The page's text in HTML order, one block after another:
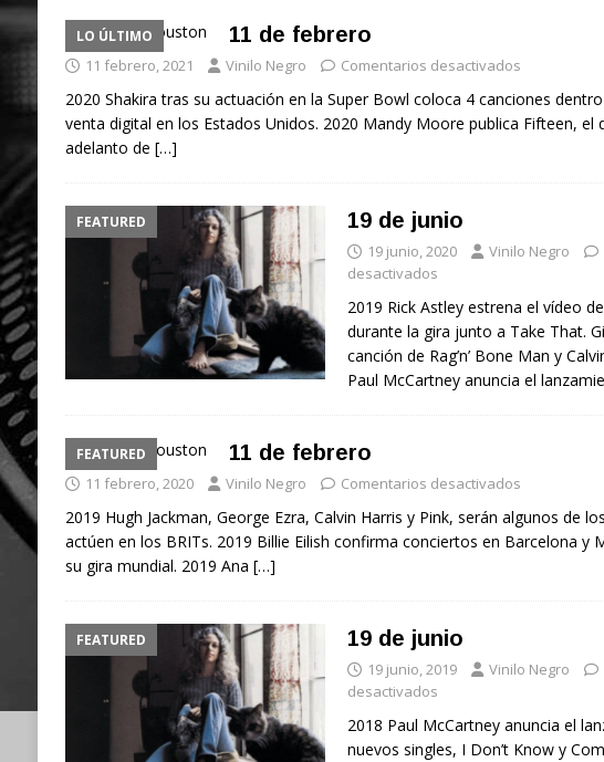
LO ÚLTIMO 11 de febrero
11 febrero, 2021 Vinilo Negro Comentarios desactivados
2020 Shakira tras su actuación en la Super Bowl coloca 4 canciones
venta digital en los Estados Unidos. 2020 Mandy Moore publica Fifteen, el
adelanto de […]
FEATURED 19 de junio
19 junio, 2020 Vinilo Negro
desactivados
2019 Rick Astley estrena el vídeo
durante la gira junto a Take That.
canción de Rag’n’ Bone Man y
Paul McCartney anuncia el
FEATURED 11 de febrero
11 febrero, 2020 Vinilo Negro Comentarios desactivados
2019 Hugh Jackman, George Ezra, Calvin Harris y Pink, serán algunos de
actúen en los BRITs. 2019 Billie Eilish confirma conciertos en Barcelona y
su gira mundial. 2019 Ana […]
FEATURED 19 de junio
19 junio, 2019 Vinilo Negro
desactivados
2018 Paul McCartney anuncia el
nuevos singles, I Don’t Know y